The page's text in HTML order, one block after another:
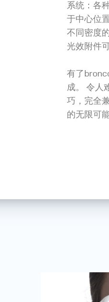
系统：各
于中心位
不同密度
光效附件
有了
成。 令人
巧，完全
的无限可